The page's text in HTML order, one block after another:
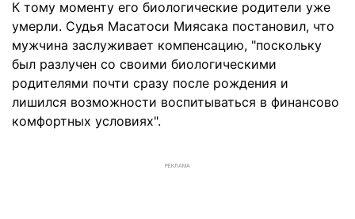
К тому моменту его биологические родители уже
умерли. Судья Масатоси Миясака постановил, что
мужчина заслуживает компенсацию, "поскольку
был разлучен со своими биологическими
родителями почти сразу после рождения и
лишился возможности воспитываться в финансово
комфортных условиях".
РЕКЛАМА